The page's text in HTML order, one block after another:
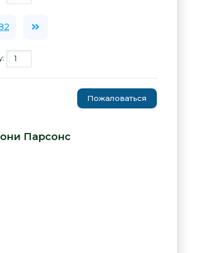
Пожаловаться
Парсонс